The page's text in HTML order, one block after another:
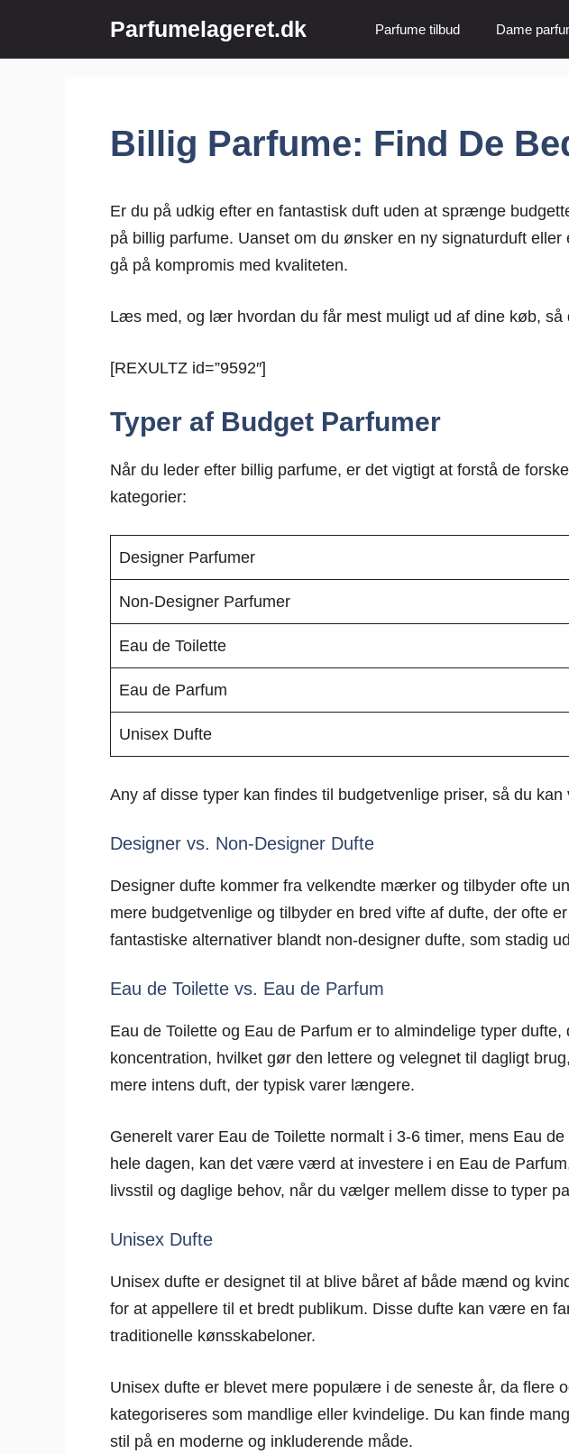
Parfumelageret.dk Parfume tilbud Dame
Billig Parfume: Find De
Er du på udkig efter en fantastisk duft uden at sprænge
på billig parfume. Uanset om du ønsker en ny signaturduft
gå på kompromis med kvaliteten.
Læs med, og lær hvordan du får mest muligt ud af dine køb,
[REXULTZ id=”9592″]
Typer af Budget Parfumer
Når du leder efter billig parfume, er det vigtigt at forstå de
kategorier:
Designer Parfumer
Non-Designer Parfumer
Eau de Toilette
Eau de Parfum
Unisex Dufte
Any af disse typer kan findes til budgetvenlige priser, så du
Designer vs. Non-Designer Dufte
Designer dufte kommer fra velkendte mærker og tilbyder ofte
mere budgetvenlige og tilbyder en bred vifte af dufte, der ofte
fantastiske alternativer blandt non-designer dufte, som stadig
Eau de Toilette vs. Eau de Parfum
Eau de Toilette og Eau de Parfum er to almindelige typer
koncentration, hvilket gør den lettere og velegnet til dagligt
mere intens duft, der typisk varer længere.
Generelt varer Eau de Toilette normalt i 3-6 timer, mens Eau
hele dagen, kan det være værd at investere i en Eau de
livsstil og daglige behov, når du vælger mellem disse to typer
Unisex Dufte
Unisex dufte er designet til at blive båret af både mænd og
for at appellere til et bredt publikum. Disse dufte kan være en
traditionelle kønsskabeloner.
Unisex dufte er blevet mere populære i de seneste år, da flere
kategoriseres som mandlige eller kvindelige. Du kan finde
stil på en moderne og inkluderende måde.